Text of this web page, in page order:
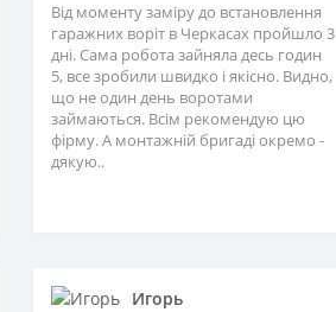
Від моменту заміру до встановлення
гаражних воріт в Черкасах пройшло 3
дні. Сама робота зайняла десь годин
5, все зробили швидко і якісно. Видно,
що не один день воротами
займаються. Всім рекомендую цю
фірму. А монтажній бригаді окремо -
дякую..
Игорь